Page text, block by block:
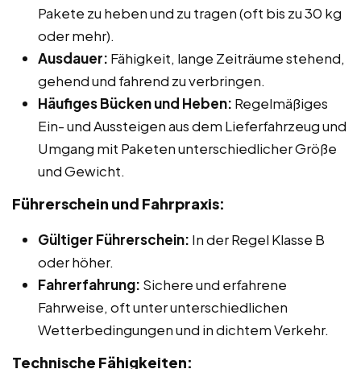
Pakete zu heben und zu tragen (oft bis zu 30 kg
oder mehr).
Ausdauer: Fähigkeit, lange Zeiträume stehend,
gehend und fahrend zu verbringen.
Häufiges Bücken und Heben: Regelmäßiges
Ein- und Aussteigen aus dem Lieferfahrzeug und
Umgang mit Paketen unterschiedlicher Größe
und Gewicht.
Führerschein und Fahrpraxis:
Gültiger Führerschein: In der Regel Klasse B
oder höher.
Fahrerfahrung: Sichere und erfahrene
Fahrweise, oft unter unterschiedlichen
Wetterbedingungen und in dichtem Verkehr.
Technische Fähigkeiten: